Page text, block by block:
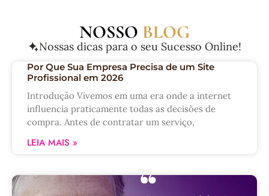
NOSSO BLOG
Nossas dicas para o seu Sucesso Online!
Por Que Sua Empresa Precisa de um Site
Profissional em 2026
Introdução Vivemos em uma era onde a internet
influencia praticamente todas as decisões de
compra. Antes de contratar um serviço,
LEIA MAIS »